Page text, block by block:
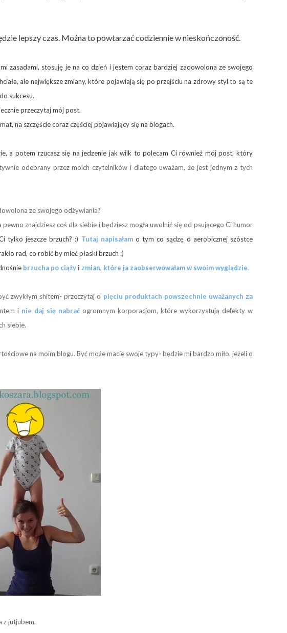
lepszy czas. Można to powtarzać codziennie w nieskończoność.
zasadami, stosuję je na co dzień i jestem coraz bardziej zadowolona ze swojego
ale największe zmiany, które pojawiają się po przejściu na zdrowy styl to są te
sukcesu.
przeczytaj mój post.
na szczęście coraz częściej pojawiający się na blogach.
a potem rzucasz się na jedzenie jak wilk to polecam Ci również mój post, który
odebrany przez moich czytelników i dlatego uważam, że jest jednym z tych
ze swojego odżywiania?
pewno znajdziesz coś dla siebie i będziesz mogła uwolnić się od psującego Ci humor
tylko jeszcze brzuch? :) Tutaj napisałamo tym co sądzę o aerobicznej szóstce
rad, co robić by mieć płaski brzuch :)
brzucha po ciąży i zmian, które ja zaobserwowałam w swoim wyglądzie.
zwykłym shitem- przeczytaj o pięciu produktach powszechnie uważanych za
i nie daj się nabrać ogromnym korporacjom, które wykorzystują defekty w
siebie.
na moim blogu. Być może macie swoje typy- będzie mi bardzo miło, jeżeli o
z jutjubem.